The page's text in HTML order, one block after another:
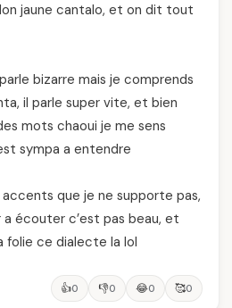
jaune cantalo, et on dit tout
bizarre mais je comprends
il parle super vite, et bien
mots chaoui je me sens
sympa a entendre
que je ne supporte pas,
a écouter c’est pas beau, et
folie ce dialecte la lol
👍0 👎0 😂0 🥰0